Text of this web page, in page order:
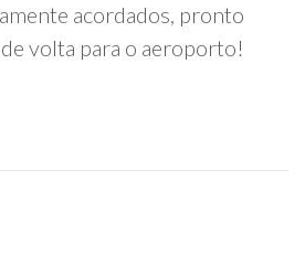
acordados, pronto
volta para o aeroporto!